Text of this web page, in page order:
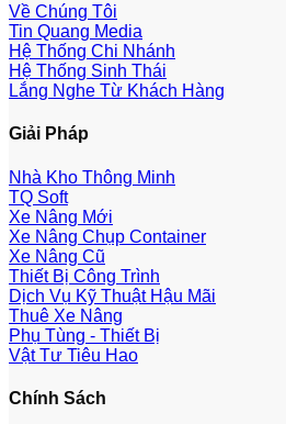
Về Chúng Tôi
Tin Quang Media
Hệ Thống Chi Nhánh
Hệ Thống Sinh Thái
Lắng Nghe Từ Khách Hàng
Giải Pháp
Nhà Kho Thông Minh
TQ Soft
Xe Nâng Mới
Xe Nâng Chụp Container
Xe Nâng Cũ
Thiết Bị Công Trình
Dịch Vụ Kỹ Thuật Hậu Mãi
Thuê Xe Nâng
Phụ Tùng - Thiết Bị
Vật Tư Tiêu Hao
Chính Sách